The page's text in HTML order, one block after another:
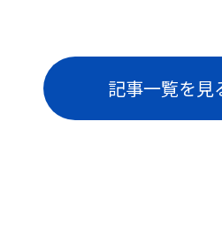
記事一覧を見